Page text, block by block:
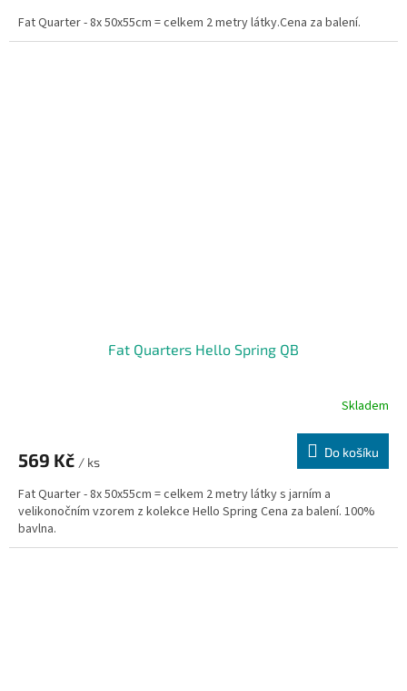
Fat Quarter - 8x 50x55cm = celkem 2 metry látky.Cena za balení.
Fat Quarters Hello Spring QB
Skladem
569 Kč / ks
Do košíku
Fat Quarter - 8x 50x55cm = celkem 2 metry látky s jarním a
velikonočním vzorem z kolekce Hello Spring Cena za balení. 100%
bavlna.